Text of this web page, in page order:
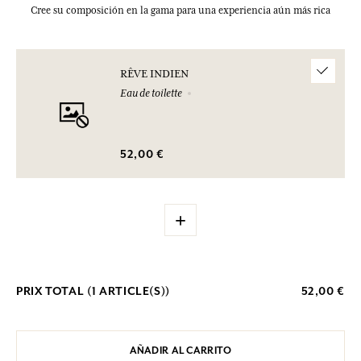
Cree su composición en la gama para una experiencia aún más rica
RÊVE INDIEN
Eau de toilette
52,00 €
+
PRIX TOTAL (1 ARTICLE(S)) 52,00 €
AÑADIR AL CARRITO